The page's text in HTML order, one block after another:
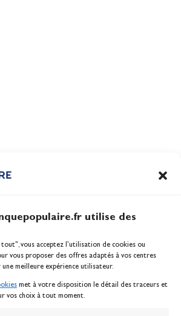
utilise des
tout", vous acceptez l’utilisation de cookies ou
vous proposer des offres adaptés à vos centres
meilleure expérience utilisateur.
met à votre disposition le détail des traceurs et
vos choix à tout moment.
serveur média
des cookies